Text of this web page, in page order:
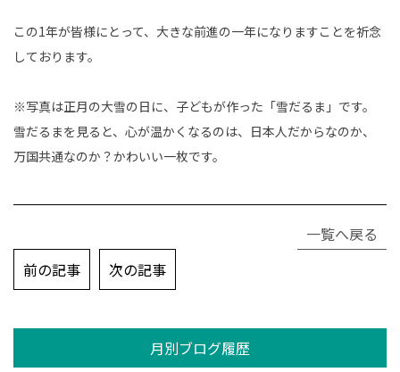
この1年が皆様にとって、大きな前進の一年になりますことを祈念
しております。
※写真は正月の大雪の日に、子どもが作った「雪だるま」です。
雪だるまを見ると、心が温かくなるのは、日本人だからなのか、
万国共通なのか？かわいい一枚です。
投
稿
ビ
前の記事 次の記事
一覧へ戻る
月別ブログ履歴